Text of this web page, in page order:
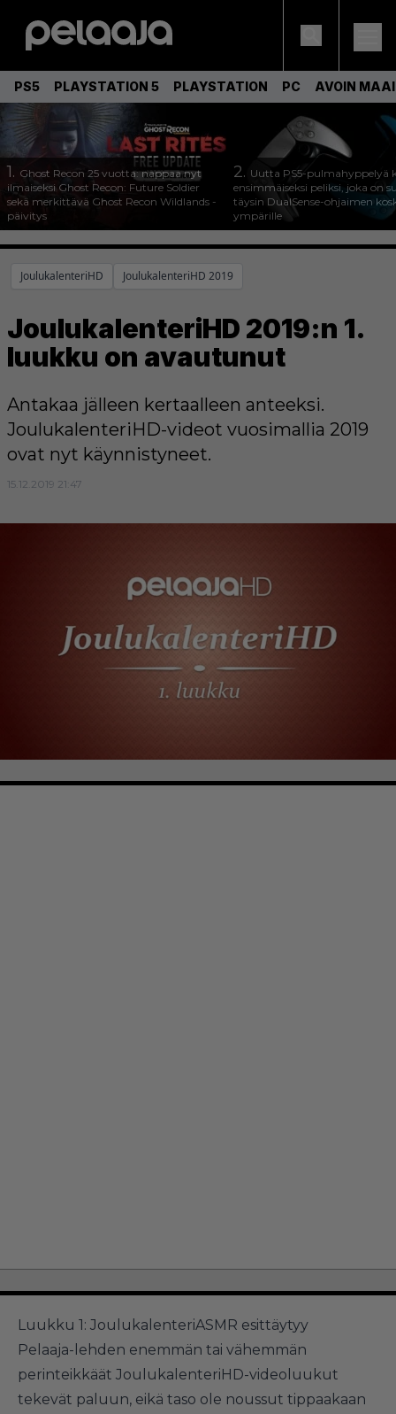
PS5 PLAYSTATION 5 PLAYSTATION PC AVOIN
1. Ghost Recon 25 vuotta: nappaa nyt
ilmaiseksi Ghost Recon: Future Soldier
sekä merkittävä Ghost Recon Wildlands -
päivitys
2. Uutta PS5-pulmahyppelyä
ensimmäiseksi peliksi, joka on
täysin DualSense-ohjaimen
ympärille
JoulukalenteriHD JoulukalenteriHD 2019
JoulukalenteriHD 2019:n 1.
luukku on avautunut
Antakaa jälleen kertaalleen anteeksi.
JoulukalenteriHD-videot vuosimallia 2019
ovat nyt käynnistyneet.
15.12.2019 21:47
Luukku 1: JoulukalenteriASMR esittäytyy
Pelaaja-lehden enemmän tai vähemmän
perinteikkäät JoulukalenteriHD-videoluukut
tekevät paluun, eikä taso ole noussut tippaakaan